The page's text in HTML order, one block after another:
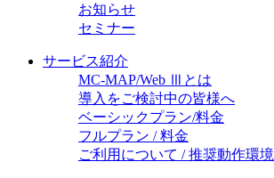
お知らせ
セミナー
サービス紹介
MC-MAP/Web Ⅲとは
導入をご検討中の皆様へ
ベーシックプラン/料金
フルプラン / 料金
ご利用について / 推奨動作環境